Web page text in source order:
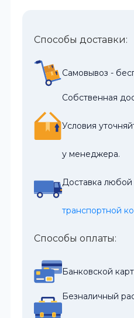
Способы доставки:
Самовывоз -
Собственная
Условия
у менеджера.
Доставка любой
транспортной
Способы оплаты:
Банковской
Безналичный